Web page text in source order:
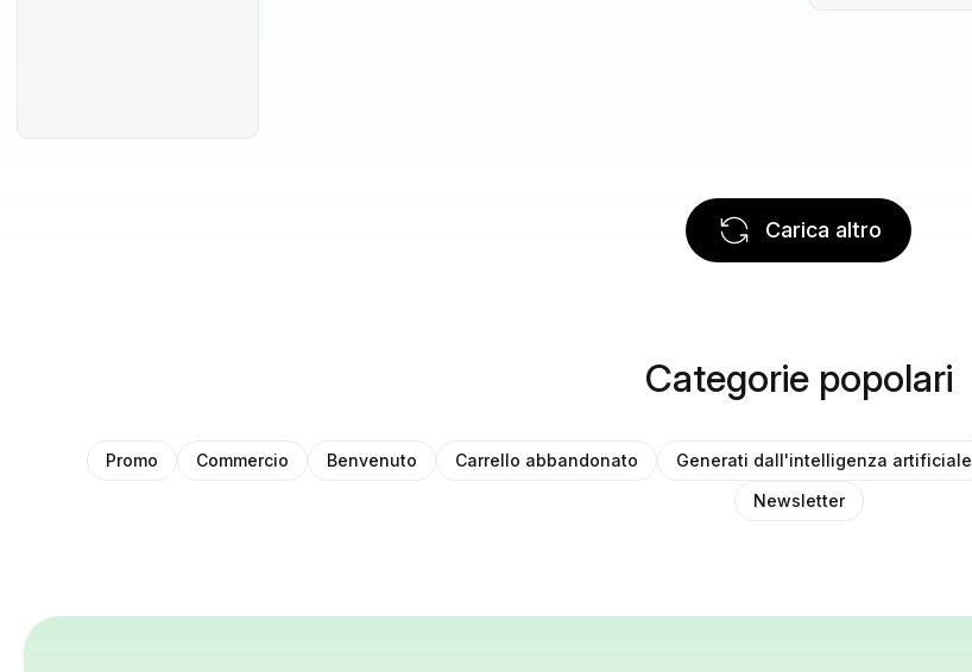
Carica altro
Categorie popolari
Promo Commercio Benvenuto Carrello abbandonato Generati dall'intelligenza artificiale
Newsletter